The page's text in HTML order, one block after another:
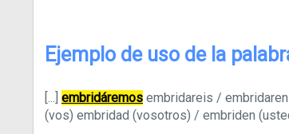
Ejemplo de uso de la
[...] embridáremos embridareis /
(vos) embridad (vosotros) / embriden